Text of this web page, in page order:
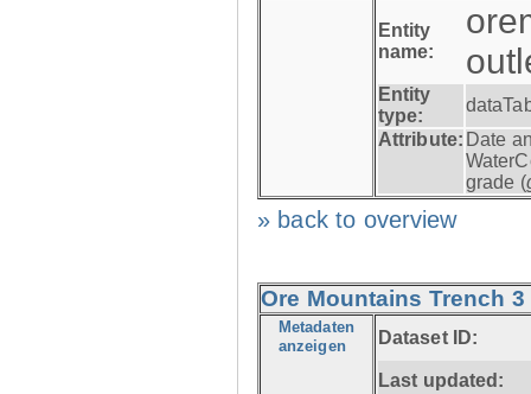
Entity
name:
Entity
type:
Attribute: Date
grade (
» back to overview
Ore Mountains Trench
Metadaten
anzeigen Dataset ID:
Last updated: